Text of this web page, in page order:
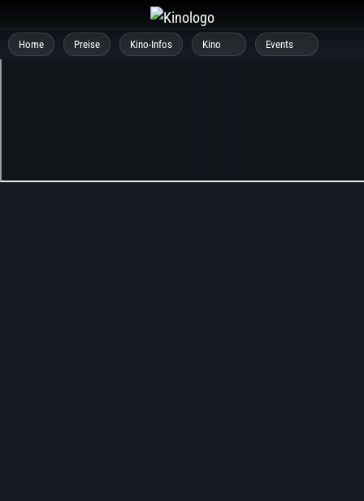
Inhalt
springen
Home Preise Kino-Infos Kino Events